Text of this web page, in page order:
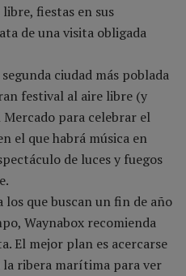
fiestas en sus
de una visita obligada
segunda ciudad más poblada
festival al aire libre (y
para celebrar el
el que habrá música en
de luces y fuegos
los que buscan un fin de año
Waynabox recomienda
El mejor plan es acercarse
la ribera marítima para ver